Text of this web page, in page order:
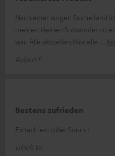
Nach einer langen Suche fand
meinen kleinen Subwoofer zu
war. Alle aktuellen Modelle
Robert F.
Bestens zufrieden
Einfach ein toller Sound!
Ulrich W.